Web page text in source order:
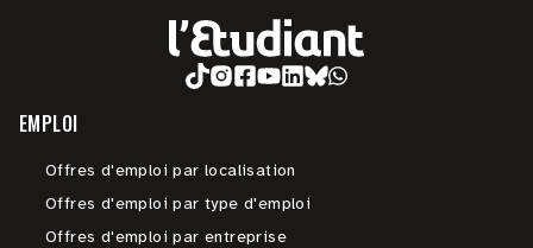
EMPLOI
Offres d'emploi par localisation
Offres d'emploi par type d'emploi
Offres d'emploi par entreprise